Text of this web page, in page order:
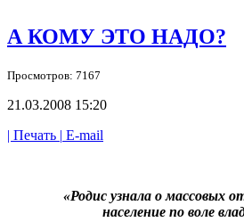
А КОМУ ЭТО НАДО?
Просмотров: 7167
21.03.2008 15:20
| Печать | E-mail
«Родис узнала о массовых
население по воле